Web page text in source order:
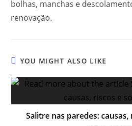
bolhas, manchas e
renovação.
YOU MIGHT ALSO LIKE
Salitre nas paredes: causas,